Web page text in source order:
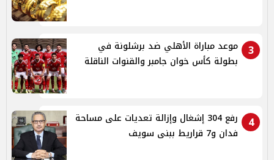
3
موعد مباراة الأهلي ضد برشلونة في
بطولة كأس خوان جامبر والقنوات الناقلة
4
رفع 304 إشغال وإزالة تعديات على مساحة
فدان و7 قراريط ببنى سويف